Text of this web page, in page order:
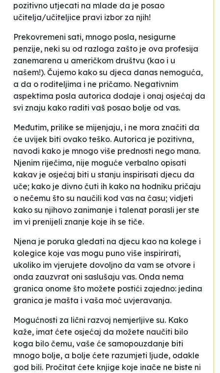
pozitivno utjecati na mlade da je posao
učitelja/učiteljice pravi izbor za njih!
Prekovremeni sati, mnogo posla, nesigurne
penzije, neki su od razloga zašto je ova profesija
zanemarena u američkom društvu (kao i u
našem!). Čujemo kako su djeca danas nemoguća,
a da o roditeljima i ne pričamo. Negativnim
aspektima posla autorica dodaje i onaj osjećaj da
svi znaju kako raditi vaš posao bolje od vas.
Međutim, prilike se mijenjaju, i ne mora značiti da
će uvijek biti ovako teško. Autorica je pozitivna,
navodi kako je mnogo više prednosti nego mana.
Njenim riječima, nije moguće verbalno opisati
kakav je osjećaj biti u stanju inspirisati djecu da
uče; kako je divno čuti ih kako na hodniku pričaju
o nečemu što su naučili kod vas na času; vidjeti
kako su njihovo zanimanje i talenat porasli jer ste
im vi prenijeli znanje koje ih se tiče.
Njena je poruka gledati na djecu kao na kolege i
kolegice koje vas mogu puno više inspirirati,
ukoliko im vjerujete dovoljno da vam se otvore i
onda zauzvrat oni saslušaju vas. Onda nema
granica onome što možete postići zajedno: jedina
granica je mašta i vaša moć uvjeravanja.
Mogućnosti za lični razvoj nemjerljive su. Kako
kaže, imat ćete osjećaj da možete naučiti bilo
koga bilo čemu, vaše će samopouzdanje biti
mnogo bolje, a bolje ćete razumjeti ljude, odakle
god bili. Pročitat ćete knjige koje inače ne biste ni